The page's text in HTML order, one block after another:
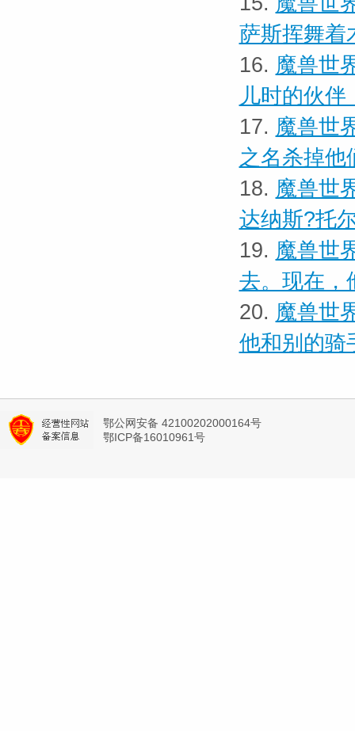
萨斯挥舞着
16. 魔兽世
儿时的伙伴
17. 魔兽世
之名杀掉他
18. 魔兽世
达纳斯?托
19. 魔兽世
去。现在，
20. 魔兽世
他和别的骑
鄂公网安备 42100202000164号
鄂ICP备16010961号